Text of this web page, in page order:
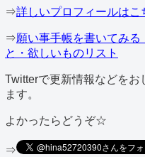
⇒詳しいプロフィールはこ
⇒願い事手帳を書いてみ
と・欲しいものリスト
Twitterで更新情報などをお
ます。
よかったらどうぞ☆
⇒